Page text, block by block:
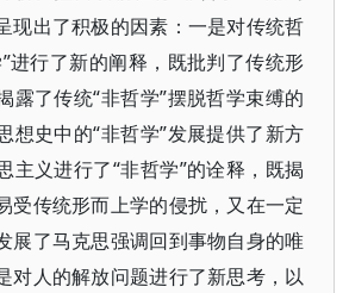
现出了积极的因素：一是对传统哲
进行了新的阐释，既批判了传统形
露了传统“非哲学”摆脱哲学束缚的
想史中的“非哲学”发展提供了新方
主义进行了“非哲学”的诠释，既揭
受传统形而上学的侵扰，又在一定
展了马克思强调回到事物自身的唯
对人的解放问题进行了新思考，以